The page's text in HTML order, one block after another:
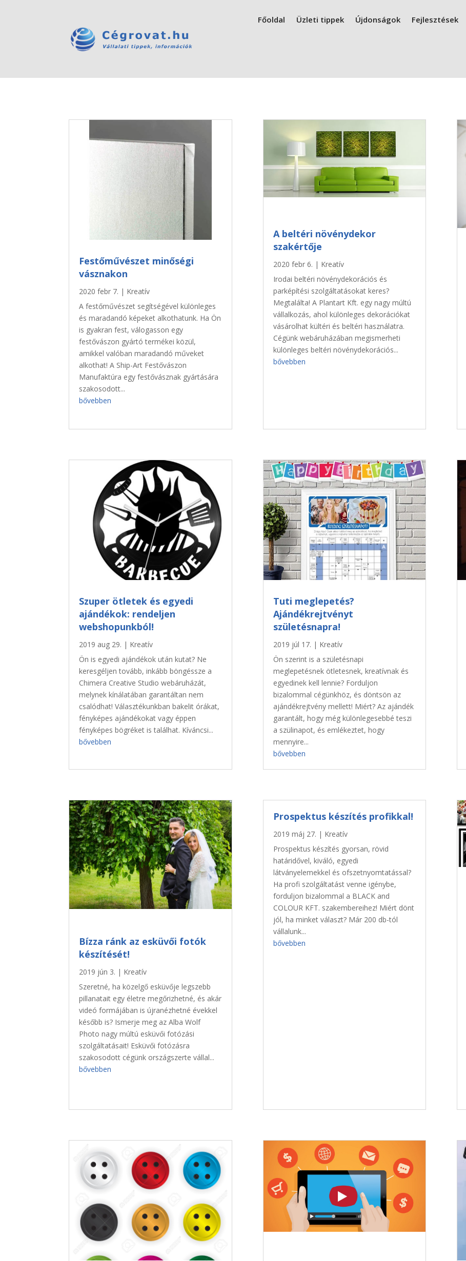
Főoldal Üzleti tippek Újdonságok Fejlesztések
Festőművészet minőségi
vásznakon
2020 febr 7. | Kreatív
A festőművészet segítségével különleges
és maradandó képeket alkothatunk. Ha Ön
is gyakran fest, válogasson egy
festővászon gyártó termékei közül,
amikkel valóban maradandó műveket
alkothat! A Ship-Art Festővászon
Manufaktúra egy festővásznak gyártására
szakosodott...
bővebben
Szuper ötletek és egyedi
ajándékok: rendeljen
webshopunkból!
2019 aug 29. | Kreatív
Ön is egyedi ajándékok után kutat? Ne
keresgéljen tovább, inkább böngéssze a
Chimera Creative Studio webáruházát,
melynek kínálatában garantáltan nem
csalódhat! Választékunkban bakelit órákat,
fényképes ajándékokat vagy éppen
fényképes bögréket is találhat. Kíváncsi...
bővebben
Bízza ránk az esküvői fotók
készítését!
2019 jún 3. | Kreatív
Szeretné, ha közelgő esküvője legszebb
pillanatait egy életre megőrizhetné, és akár
videó formájában is újranézhetné évekkel
később is? Ismerje meg az Alba Wolf
Photo nagy múltú esküvői fotózási
szolgáltatásait! Esküvői fotózásra
szakosodott cégünk országszerte vállal...
bővebben
A beltéri növénydekor
szakértője
2020 febr 6. | Kreatív
Irodai beltéri növénydekorációs és
parképítési szolgáltatásokat keres?
Megtalálta! A Plantart Kft. egy nagy múltú
vállalkozás, ahol különleges dekorációkat
vásárolhat kültéri és beltéri használatra.
Cégünk webáruházában megismerheti
különleges beltéri növénydekorációs...
bővebben
Tuti meglepetés?
Ajándékrejtvényt
születésnapra!
2019 júl 17. | Kreatív
Ön szerint is a születésnapi
meglepetésnek ötletesnek, kreatívnak és
egyedinek kell lennie? Forduljon
bizalommal cégünkhöz, és döntsön az
ajándékrejtvény mellett! Miért? Az ajándék
garantált, hogy még különlegesebbé teszi
a szülinapot, és emlékeztet, hogy
mennyire...
bővebben
Prospektus készítés profikkal!
2019 máj 27. | Kreatív
Prospektus készítés gyorsan, rövid
határidővel, kiváló, egyedi
látványelemekkel és ofszetnyomtatással?
Ha profi szolgáltatást venne igénybe,
forduljon bizalommal a BLACK and
COLOUR KFT. szakembereihez! Miért dönt
jól, ha minket választ? Már 200 db-tól
vállalunk...
bővebben